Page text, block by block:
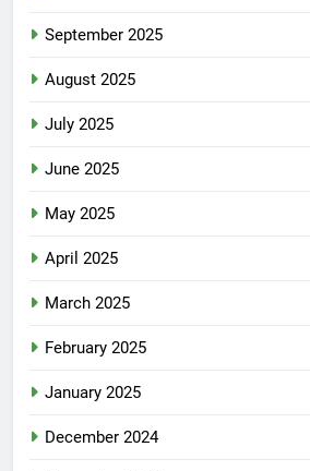
September 2025
August 2025
July 2025
June 2025
May 2025
April 2025
March 2025
February 2025
January 2025
December 2024